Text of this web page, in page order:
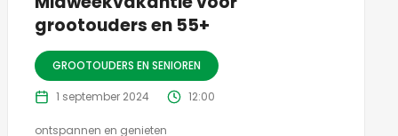
grootouders en 55+
GROOTOUDERS EN SENIOREN
1 september 2024 12:00
ontspannen en genieten